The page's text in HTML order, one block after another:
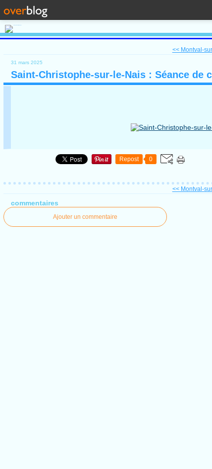
<< Montval-
31 mars 2025
Saint-Christophe-sur-le-Nais : Séance
Repost 0
<< Montval-
commentaires
Ajouter un commentaire